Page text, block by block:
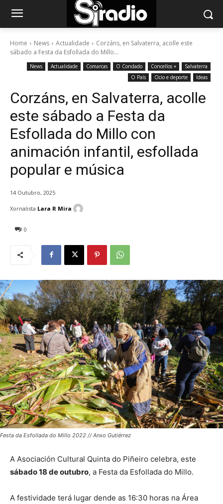
Home News Actualidade
Corzáns, en Salvaterra, acolle este
sábado a Festa da Esfollada do Millo...
News Actualidade Comarcas O Condado Concellos +
Salvaterra
O País
Ocio e deporte Ideas
Corzáns, en Salvaterra, acolle
este sábado a Festa da
Esfollada do Millo con
animación infantil, esfollada
popular e música
14 Outubro, 2025
0
Xornalista Lara R Mira
Festa da Esfollada do Millo 2022 // Anxo Gutiérrez
A Asociación Cultural Quinta do Piñeiro celebra, este
sábado 18 de outubro, a Festa da Esfollada do Millo.
A festividade terá lugar dende as 16:30 horas na Área